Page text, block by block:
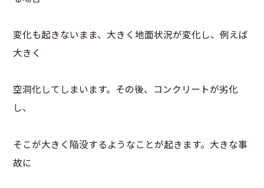
変化も起きないまま、大きく地面状況が変化し、例えば
大きく
空洞化してしまいます。その後、コンクリートが劣化
し、
そこが大きく陥没するようなことが起きます。大きな事
故に